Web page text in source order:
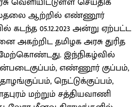
ஆற்றில் எண்ணூர்
கடந்த 05.12.2023 அன்று ஏற்பட்ட
தமிழக அரசு துரித
இந்நிகழ்வில்
எண்ணூர் குப்பம்,
நெட்டுக்குப்பம்,
மற்றும் சத்தியவாணி